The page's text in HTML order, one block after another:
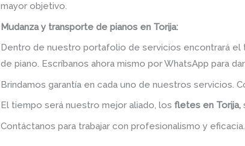
mayor objetivo.
Mudanza y transporte de pianos en Torija:
Dentro de nuestro portafolio de servicios encontrará el
de piano. Escríbanos ahora mismo por WhatsApp para
Brindamos garantía en cada uno de nuestros servicios.
El tiempo será nuestro mejor aliado, losfletes en Torija,
Contáctanos para trabajar con profesionalismo y eficacia.